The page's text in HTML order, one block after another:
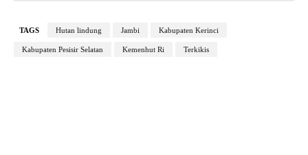
TAGS Hutan lindung Jambi Kabupaten Kerinci
Kabupaten Pesisir Selatan Kemenhut Ri Terkikis